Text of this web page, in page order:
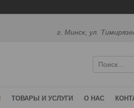
г. Минск, ул.
ТОВАРЫ И УСЛУГИ О НАС